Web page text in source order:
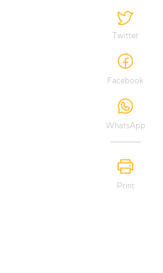
Twitter
Facebook
WhatsApp
Print